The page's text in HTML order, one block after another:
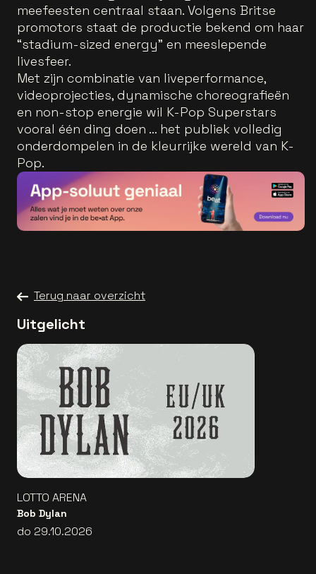
meefeesten centraal staan. Volgens Britse
promotors staat de productie bekend om haar
“stadium-sized energy” en meeslepende
livesfeer.
Met zijn combinatie van liveperformance,
videoprojecties, dynamische choreografieën
en non-stop energie wil K-Pop Superstars
vooral één ding doen … het publiek volledig
onderdompelen in de kleurrijke wereld van K-
Pop.
Terug naar overzicht
Uitgelicht
LOTTO ARENA
Bob Dylan
do 29.10.2026